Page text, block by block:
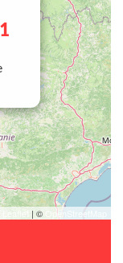
Leaflet | © OpenStreetMap